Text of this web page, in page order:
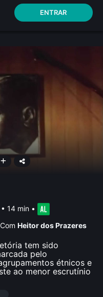
ENTRAR
14 min •
Com Heitor dos Prazeres
tem sido
pelo
étnicos e
ao menor escrutínio